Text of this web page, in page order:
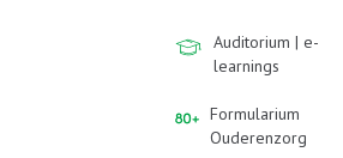
Auditorium | e-
learnings
Formularium
Ouderenzorg